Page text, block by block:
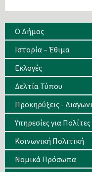
Ο Δήμος
Ιστορία – Έθιμα
Eκλογές
Δελτία Τύπου
Προκηρύξεις -
Υπηρεσίες για Πολίτες
Κοινωνική Πολιτική
Νομικά Πρόσωπα